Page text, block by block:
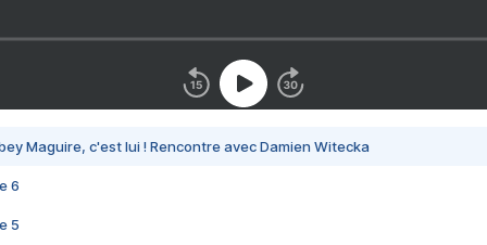
Maguire, c'est lui ! Rencontre avec Damien Witecka
6
5